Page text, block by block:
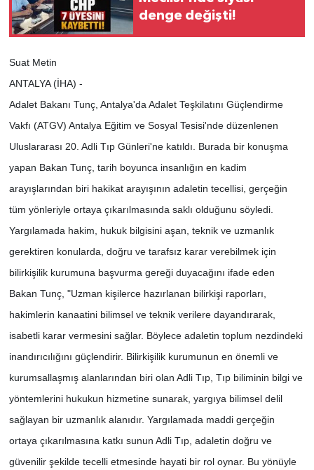
denge değişti!
Suat Metin
ANTALYA (İHA) -
Adalet Bakanı Tunç, Antalya'da Adalet Teşkilatını Güçlendirme
Vakfı (ATGV) Antalya Eğitim ve Sosyal Tesisi'nde düzenlenen
Uluslararası 20. Adli Tıp Günleri'ne katıldı. Burada bir konuşma
yapan Bakan Tunç, tarih boyunca insanlığın en kadim
arayışlarından biri hakikat arayışının adaletin tecellisi, gerçeğin
tüm yönleriyle ortaya çıkarılmasında saklı olduğunu söyledi.
Yargılamada hakim, hukuk bilgisini aşan, teknik ve uzmanlık
gerektiren konularda, doğru ve tarafsız karar verebilmek için
bilirkişilik kurumuna başvurma gereği duyacağını ifade eden
Bakan Tunç, "Uzman kişilerce hazırlanan bilirkişi raporları,
hakimlerin kanaatini bilimsel ve teknik verilere dayandırarak,
isabetli karar vermesini sağlar. Böylece adaletin toplum nezdindeki
inandırıcılığını güçlendirir. Bilirkişilik kurumunun en önemli ve
kurumsallaşmış alanlarından biri olan Adli Tıp, Tıp biliminin bilgi ve
yöntemlerini hukukun hizmetine sunarak, yargıya bilimsel delil
sağlayan bir uzmanlık alanıdır. Yargılamada maddi gerçeğin
ortaya çıkarılmasına katkı sunun Adli Tıp, adaletin doğru ve
güvenilir şekilde tecelli etmesinde hayati bir rol oynar. Bu yönüyle